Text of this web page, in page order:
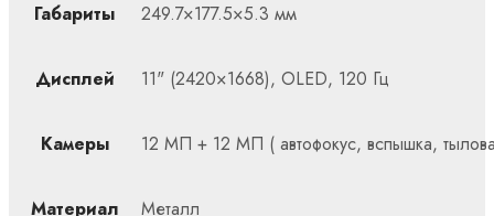
Габариты 249.7×177.5×5.3 мм
Дисплей 11" (2420×1668), OLED, 120 Гц
Камеры 12 МП + 12 МП ( автофокус, вспышка,
Материал Металл